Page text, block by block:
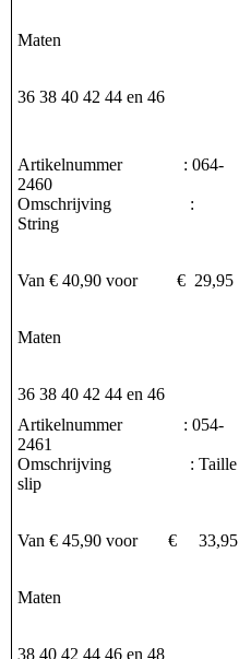
Maten
36 38 40 42 44 en 46
Artikelnummer : 064-
2460
Omschrijving :
String
Van € 40,90 voor € 29,95
Maten
36 38 40 42 44 en 46
Artikelnummer : 054-
2461
Omschrijving : Taille
slip
Van € 45,90 voor € 33,95
Maten
38 40 42 44 46 en 48